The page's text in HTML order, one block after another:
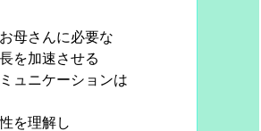
母さんに必要な
を加速させる
ュニケーションは
を理解し